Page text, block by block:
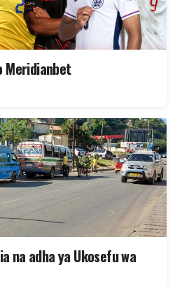
Meridianbet
na adha ya Ukosefu wa